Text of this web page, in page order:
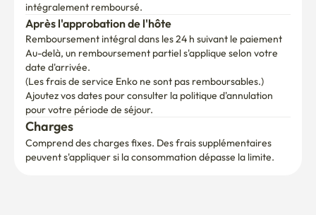
Pour les visiteurs simples qui ne restent pas, le coût
supplémentaire est de 25 000 wons par personne.
✅ Interdiction de fumer à l'intérieur et dans les maisons
(immediate expulsion et amende de 300 000 wons pour
avoir fumé à l'intérieur)
Assurez-vous de fumer dehors !
✅ Interdit aux animaux domestiques
intégralement remboursé.
Après l'approbation de l'hôte
Remboursement intégral dans les 24 h suivant le paiement
Au-delà, un remboursement partiel s'applique selon votre
date d'arrivée.
(Les frais de service Enko ne sont pas remboursables.)
Ajoutez vos dates pour consulter la politique d'annulation
pour votre période de séjour.
Charges
Comprend des charges fixes. Des frais supplémentaires
peuvent s'appliquer si la consommation dépasse la limite.